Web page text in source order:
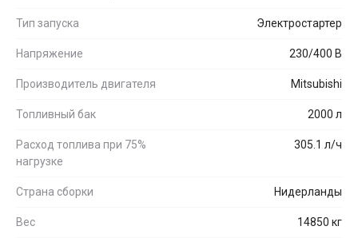
Тип запуска Электростартер
Напряжение 230/400 В
Производитель двигателя Mitsubishi
Топливный бак 2000 л
Расход топлива при 75%
нагрузке
305.1 л/ч
Страна сборки Нидерланды
Вес 14850 кг